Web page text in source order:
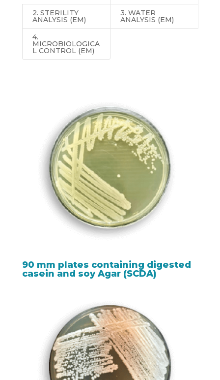
2. STERILITY
ANALYSIS (EM)
3. WATER
ANALYSIS (EM)
4.
MICROBIOLOGICA
L CONTROL (EM)
90 mm plates containing digested
casein and soy Agar (SCDA)